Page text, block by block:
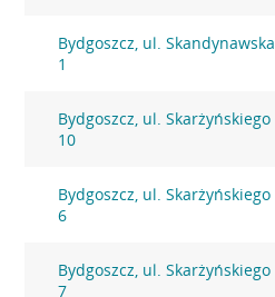
Bydgoszcz, ul. Skandynawska
1
Bydgoszcz, ul. Skarżyńskiego
10
Bydgoszcz, ul. Skarżyńskiego
6
Bydgoszcz, ul. Skarżyńskiego
7